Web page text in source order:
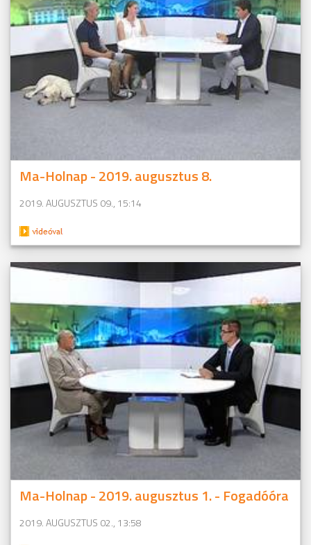
Ma-Holnap - 2019. augusztus 8.
2019. AUGUSZTUS 09., 15:14
Ma-Holnap - 2019. augusztus 1. - Fogadóóra
2019. AUGUSZTUS 02., 13:58